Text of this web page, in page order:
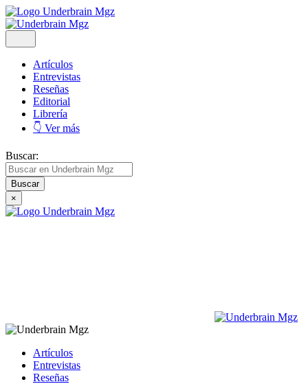
Artículos
Entrevistas
Reseñas
Editorial
Librería
👇 Ver más
Buscar:
×
Artículos
Entrevistas
Reseñas